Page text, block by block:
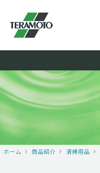
ホーム 商品紹介 清掃用品